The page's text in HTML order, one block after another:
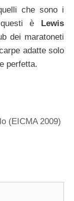
che sono i
è
Lewis
dei maratoneti
adatte solo
perfetta.
(EICMA 2009)